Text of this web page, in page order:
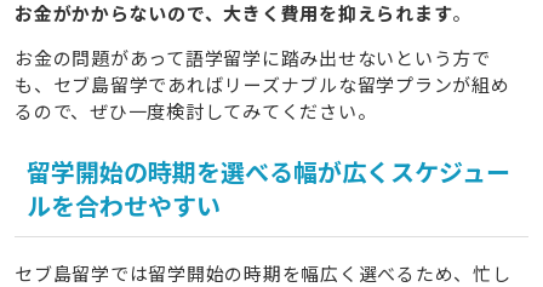
お金がかからないので、大きく費用を抑えられます。
お金の問題があって語学留学に踏み出せないという方で
も、セブ島留学であればリーズナブルな留学プランが組め
るので、ぜひ一度検討してみてください。
留学開始の時期を選べる幅が広くスケジュー
ルを合わせやすい
セブ島留学では留学開始の時期を幅広く選べるため、忙し